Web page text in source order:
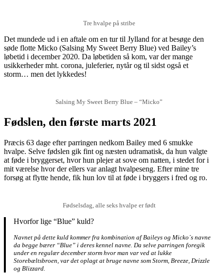
Tre hvalpe på stribe
Det mundede ud i en aftale om en tur til Jylland for at besøge den
søde flotte Micko (Salsing My Sweet Berry Blue) ved Bailey’s
løbetid i december 2020. Da løbetiden så kom, var der mange
usikkerheder mht. corona, juleferier, nytår og til sidst også et
storm… men det lykkedes!
Salsing My Sweet Berry Blue – “Micko”
Fødslen, den første marts 2021
Præcis 63 dage efter parringen nedkom Bailey med 6 smukke
hvalpe. Selve fødslen gik fint og næsten udramatisk, da hun valgte
at føde i bryggerset, hvor hun plejer at sove om natten, i stedet for i
mit værelse hvor der ellers var anlagt hvalpeseng. Efter mine tre
forsøg at flytte hende, fik hun lov til at føde i bryggers i fred og ro.
Fødselsdag, alle seks hvalpe er født
Hvorfor lige “Blue” kuld?
Navnet på dette kuld kommer fra kombination af Baileys og Micko´s navne
da begge bærer “Blue” i deres kennel navne. Da selve parringen foregik
under en regulær december storm hvor man var ved at lukke
Storebæltsbroen, var det oplagt at bruge navne som Storm, Breeze, Drizzle
og Blizzard.